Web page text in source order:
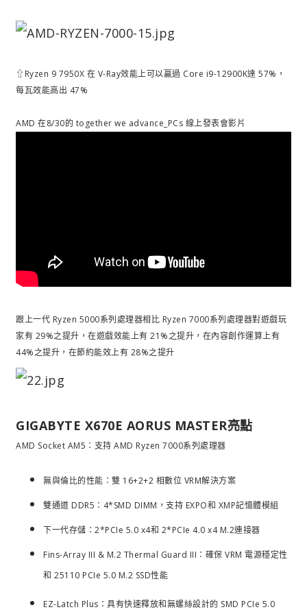
⇧Ryzen 9 7950X 在 V-Ray效能上可以贏過 Core i9-12900K達 57%，
每瓦效能高出 47%
AMD 在8/30的 together we advance_PCs 線上發表會影片
跟上一代 Ryzen 5000系列處理器相比 Ryzen 7000系列處理器對遊戲玩
家有 29%之提升，在遊戲效能上有 21%之提升，在內容創作運算上有
44%之提升，在節約能效上有 28%之提升
GIGABYTE X670E AORUS MASTER亮點
AMD Socket AM5：支持 AMD Ryzen 7000系列處理器
無與倫比的性能：雙 16+2+2 相數位 VRM解決方案
雙通道 DDR5：4*SMD DIMM，支持 EXPO和 XMP記憶體模組
下一代存儲：2*PCIe 5.0 x4和 2*PCIe 4.0 x4 M.2連接器
Fins-Array III & M.2 Thermal Guard III：確保 VRM 電源穩定性
和 25110 PCIe 5.0 M.2 SSD性能
EZ-Latch Plus：具有快速釋放和無螺絲設計的 SMD PCIe 5.0